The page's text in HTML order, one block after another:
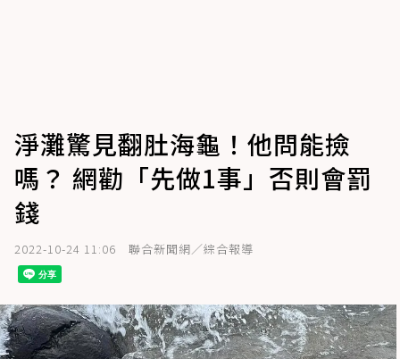
淨灘驚見翻肚海龜！他問能撿
嗎？ 網勸「先做1事」否則會罰
錢
2022-10-24 11:06 聯合新聞網／綜合報導